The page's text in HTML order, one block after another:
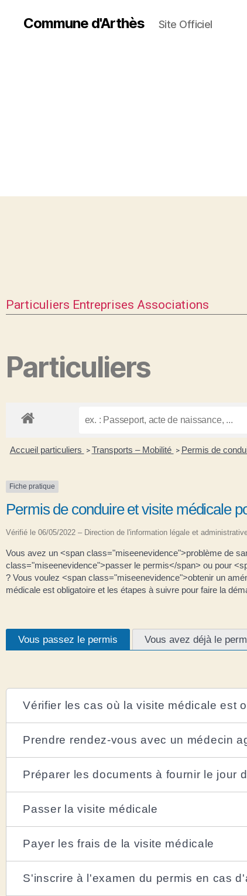
Commune d'Arthès Site Officiel
Particuliers Entreprises Associations
Particuliers
Accueil particuliers > Transports – Mobilité > Permis de
Fiche pratique
Permis de conduire et visite médicale
Vérifié le 06/05/2022 – Direction de l'information légale et
Vous avez un <span class="miseenevidence">problème de
class="miseenevidence">passer le permis</span> ou pour
? Vous voulez <span class="miseenevidence">obtenir un
médicale est obligatoire et les étapes à suivre pour faire la
Vous passez le permis Vous avez déjà le
Vérifier les cas où la visite médicale est
Prendre rendez-vous avec un médecin
Préparer les documents à fournir le jour
Passer la visite médicale
Payer les frais de la visite médicale
S'inscrire à l'examen du permis en cas